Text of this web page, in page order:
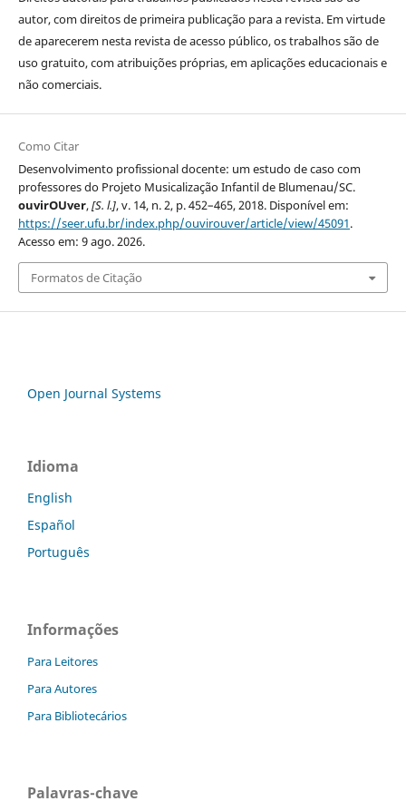
autor, com direitos de primeira publicação para a revista. Em virtude
de aparecerem nesta revista de acesso público, os trabalhos são de
uso gratuito, com atribuições próprias, em aplicações educacionais e
não comerciais.
Como Citar
Desenvolvimento profissional docente: um estudo de caso com
professores do Projeto Musicalização Infantil de Blumenau/SC.
ouvirOUver,[S. l.], v. 14, n. 2, p. 452–465, 2018. Disponível em:
https://seer.ufu.br/index.php/ouvirouver/article/view/45091.
Acesso em: 9 ago. 2026.
Formatos de Citação
Open Journal Systems
Idioma
English
Español
Português
Informações
Para Leitores
Para Autores
Para Bibliotecários
Palavras-chave